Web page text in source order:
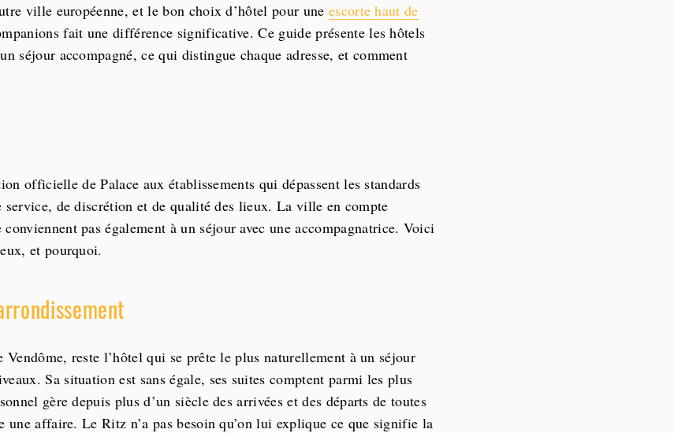
ville européenne, et le bon choix d’hôtel pour une escorte haut de
fait une différence significative. Ce guide présente les hôtels
séjour accompagné, ce qui distingue chaque adresse, et comment
officielle de Palace aux établissements qui dépassent les standards
service, de discrétion et de qualité des lieux. La ville en compte
pas également à un séjour avec une accompagnatrice. Voici
et pourquoi.
Vendôme, reste l’hôtel qui se prête le plus naturellement à un séjour
Sa situation est sans égale, ses suites comptent parmi les plus
gère depuis plus d’un siècle des arrivées et des départs de toutes
une affaire. Le Ritz n’a pas besoin qu’on lui explique ce que signifie la